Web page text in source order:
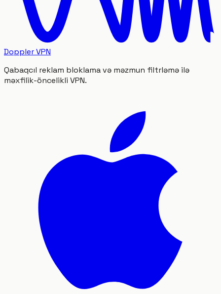
Doppler VPN
Qabaqcıl reklam bloklama və məzmun filtrləmə ilə
məxfilik-öncelikli VPN.